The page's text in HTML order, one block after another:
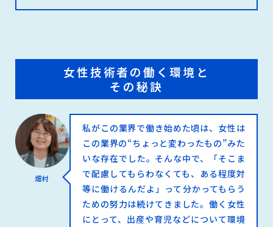
女性技術者の働く環境と
その秘訣
畑村
私がこの業界で働き始めた頃は、女性は
この業界の“ちょっと変わったもの”みた
いな存在でした。そんな中で、「そこま
で配慮してもらわなくても、ある程度対
等に働けるんだよ」って分かってもらう
ための努力は続けてきました。働く女性
にとって、出産や育児などについて環境